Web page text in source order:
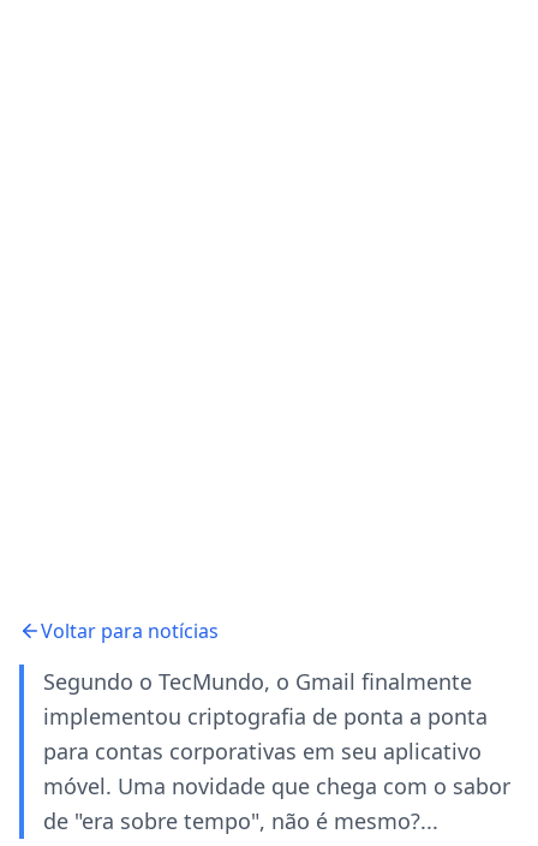
Voltar para notícias
Segundo o TecMundo, o Gmail finalmente
implementou criptografia de ponta a ponta
para contas corporativas em seu aplicativo
móvel. Uma novidade que chega com o sabor
de "era sobre tempo", não é mesmo?...